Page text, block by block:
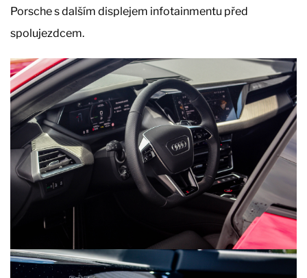
Porsche s dalším displejem infotainmentu před
spolujezdcem.